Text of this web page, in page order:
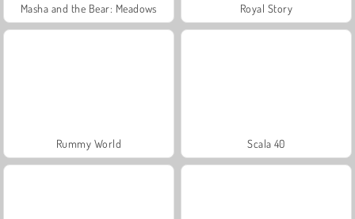
Masha and the Bear: Meadows Royal Story
Rummy World Scala 40